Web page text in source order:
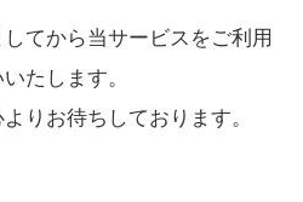
てから当サービスをご利用
たします。
りお待ちしております。